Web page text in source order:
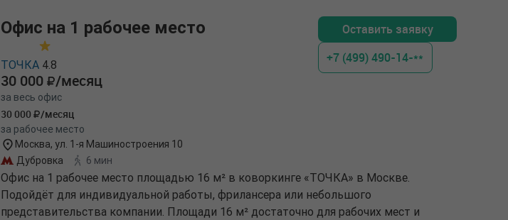
Офис на 1 рабочее место
ТОЧКА 4.8
30 000 /месяц
за весь офис
30 000 /месяц
за рабочее место
Москва, ул. 1-я Машиностроения 10
Дубровка
6 мин
Офис на 1 рабочее место площадью 16 м² в коворкинге «ТОЧКА» в Москве.
Подойдёт для индивидуальной работы, фрилансера или небольшого
представительства компании. Площади 16 м² достаточно для рабочих мест и
Оставить заявку
+7 (499) 490-14-**